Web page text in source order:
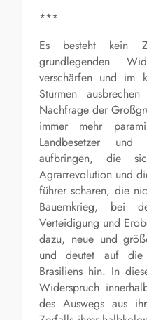
***
Es besteht kein
grundlegenden
verschärfen und im
Stürmen
Nachfrage der
immer mehr
Landbesetzer
aufbringen, die
Agrarrevolution und
führer scharen, die
Bauernkrieg, bei
Verteidigung und
dazu, neue und
und deutet auf die
Brasiliens hin. In
Widerspruch
des Auswegs aus